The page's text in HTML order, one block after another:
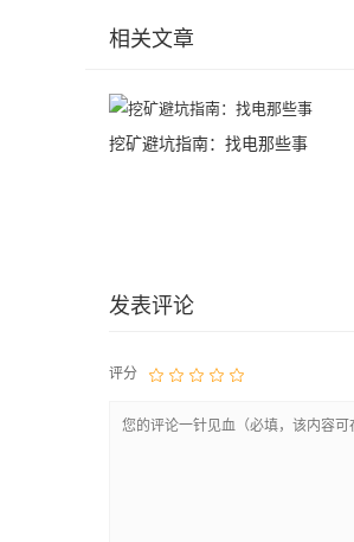
相关文章
挖矿避坑指南：找电那些事
发表评论
评分